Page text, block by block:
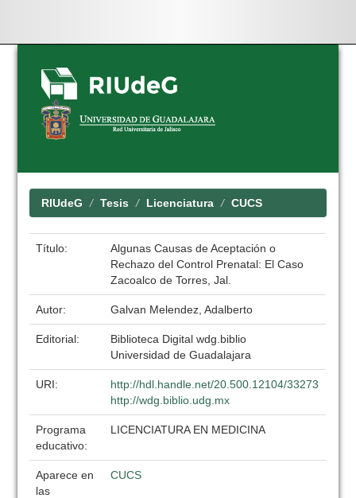
Skip
navigation
RIUdeG Tesis Licenciatura CUCS
Título:
Algunas Causas de Aceptación o
Rechazo del Control Prenatal: El Caso
Zacoalco de Torres, Jal.
Autor: Galvan Melendez, Adalberto
Editorial:
Biblioteca Digital wdg.biblio
Universidad de Guadalajara
URI:
http://hdl.handle.net/20.500.12104/33273
http://wdg.biblio.udg.mx
Programa
educativo:
LICENCIATURA EN MEDICINA
Aparece en
las
CUCS